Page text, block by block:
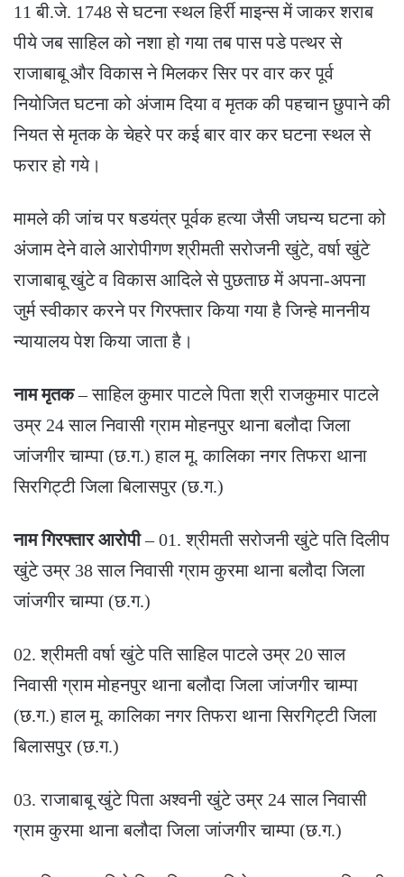
11 बी.जे. 1748 से घटना स्थल हिर्री माइन्स में जाकर शराब
पीये जब साहिल को नशा हो गया तब पास पडे पत्थर से
राजाबाबू और विकास ने मिलकर सिर पर वार कर पूर्व
नियोजित घटना को अंजाम दिया व मृतक की पहचान छुपाने की
नियत से मृतक के चेहरे पर कई बार वार कर घटना स्थल से
फरार हो गये।
मामले की जांच पर षडयंत्र पूर्वक हत्या जैसी जघन्य घटना को
अंजाम देने वाले आरोपीगण श्रीमती सरोजनी खुंटे, वर्षा खुंटे
राजाबाबू खुंटे व विकास आदिले से पुछताछ में अपना-अपना
जुर्म स्वीकार करने पर गिरफ्तार किया गया है जिन्हे माननीय
न्यायालय पेश किया जाता है।
नाम मृतक– साहिल कुमार पाटले पिता श्री राजकुमार पाटले
उम्र 24 साल निवासी ग्राम मोहनपुर थाना बलौदा जिला
जांजगीर चाम्पा (छ.ग.) हाल मू. कालिका नगर तिफरा थाना
सिरगिट्टी जिला बिलासपुर (छ.ग.)
नाम गिरफ्तार आरोपी– 01. श्रीमती सरोजनी खुंटे पति दिलीप
खुंटे उम्र 38 साल निवासी ग्राम कुरमा थाना बलौदा जिला
जांजगीर चाम्पा (छ.ग.)
02. श्रीमती वर्षा खुंटे पति साहिल पाटले उम्र 20 साल
निवासी ग्राम मोहनपुर थाना बलौदा जिला जांजगीर चाम्पा
(छ.ग.) हाल मू. कालिका नगर तिफरा थाना सिरगिट्टी जिला
बिलासपुर (छ.ग.)
03. राजाबाबू खुंटे पिता अश्वनी खुंटे उम्र 24 साल निवासी
ग्राम कुरमा थाना बलौदा जिला जांजगीर चाम्पा (छ.ग.)